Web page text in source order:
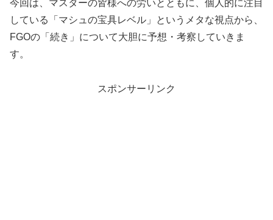
今回は、マスターの皆様への労いとともに、個人的に注目
している「マシュの宝具レベル」というメタな視点から、
FGOの「続き」について大胆に予想・考察していきま
す。
スポンサーリンク